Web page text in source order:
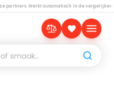
partners. Werkt automatisch in de vergelijker.
smaak…